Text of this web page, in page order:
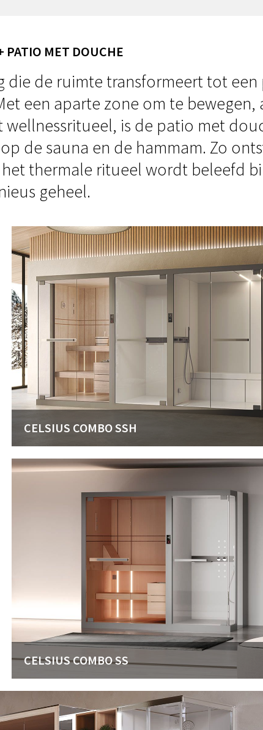
PATIO MET DOUCHE
die de ruimte transformeert tot een
een aparte zone om te bewegen,
is de patio met
de sauna en de hammam. Zo
thermale ritueel wordt beleefd
geheel.
CELSIUS COMBO SSH
CELSIUS COMBO SS